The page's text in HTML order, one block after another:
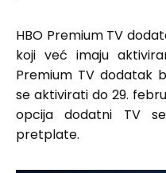
HBO Premium TV
koji već imaju
Premium TV dodatak
se aktivirati do 29.
opcija dodatni TV
pretplate.